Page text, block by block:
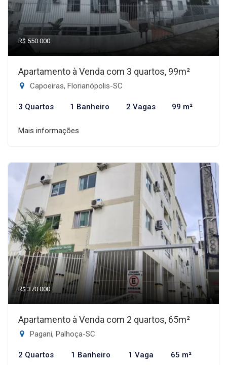
R$ 550.000
Apartamento à Venda com 3 quartos, 99m²
Capoeiras, Florianópolis-SC
3 Quartos 1 Banheiro 2 Vagas 99 m²
Mais informações
R$ 370.000
Apartamento à Venda com 2 quartos, 65m²
Pagani, Palhoça-SC
2 Quartos 1 Banheiro 1 Vaga 65 m²